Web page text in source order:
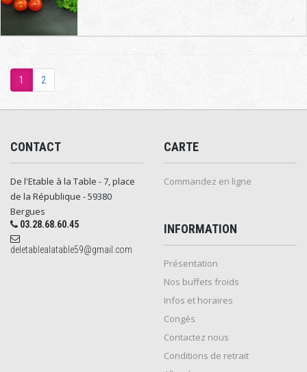
1 2
CONTACT
De l'Etable à la Table - 7, place
de la République - 59380
Bergues
03.28.68.60.45
deletablealatable59@gmail.com
CARTE
Commandez en ligne
INFORMATION
Présentation
Nos buffets froids
Infos et horaires
Congés
Contactez nous
Conditions de retrait